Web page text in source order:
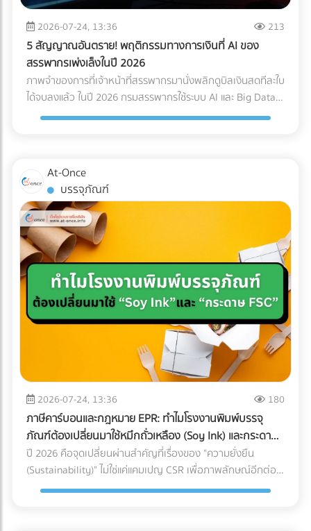
(ระบบบริหารคุณภาพสำหรับเครื่องมือแพทย์) หรือ GDP (Good
Distribution Practice) เพื่อการันตีความมืออาชีพ ระบบติดตาม
แบบ Real-Time (IoT Tracking): ในยุคนี้ การเช็กแค่ว่า "ของถึง
ไหนแล้ว" ไม่พออีกต่อไป ต้องมีเซนเซอร์ IoT ติดไว้กับกล่องสินค้า
เพื่อวัดค่า G-Force (แรงกระแทก), อุณหภูมิ และความเอียง (Tilt)
ตลอดการเดินทาง ซึ่งข้อมูลเหล่านี้สามารถใช้เป็นหลักฐานยืนยัน
ความสมบูรณ์ของสินค้าเมื่อส่งมอบได้ สรุปความคุ้มค่า (ROI):
ย่อมมีราคาสูงกว่าขนส่งทั่วไปประมาณ 20-30% แต่ในมุมมอง
ของการบริหารความเสี่ยง (Risk Management) การลงทุนตรง
นี้ "คุ้มค่ามหาศาล" เมื่อเทียบกับสิ่งที่คุณต้องเสียหากเกิดข้อผิด
พลาด เช่น ค่าซ่อมแซมอะไหล่หลักแสน, ค่าเสียโอกาสจากการ
เลื่อนวันเปิดคลินิก, ค่าปรับจากโรงพยาบาล หรือแม้แต่การถูก
บริษัทประกันปฏิเสธความคุ้มครองเพราะใช้ระบบขนส่งที่ไม่ได้
มาตรฐาน การเลือกใช้บริการขนส่งเฉพาะทางจึงเปรียบเสมือน
การซื้อ "ความสบายใจ" และ "ความมั่นคง" ให้กับธุรกิจของคุณ
ครับ ???? อุปกรณ์การแพทย์ของคุณมีมูลค่าสูงเกินกว่าจะฝากไว้
กับใครก็ได้ การหาบริษัท Logistics (3PL) ที่มีรถขนส่งแบบ Air-
Ride Suspension พร้อมทีมงานที่ผ่านการอบรมมาตรฐาน
White Glove Service ไม่ใช่เรื่องง่ายและต้องใช้เวลาในการตรวจ
สอบประวัติอย่างละเอียด ลดความเสี่ยงและประหยัดเวลาของฝ่าย
จัดซื้อ ด้วยการค้นหาและเปรียบเทียบบริษัทขนส่งเฉพาะทาง
สำหรับเครื่องมือแพทย์ (Healthcare Logistics) ที่ได้มาตรฐาน
สากล ได้ฟรีที่ At-once แพลตฟอร์มรวบรวมธุรกิจ B2B ชั้นนำ
ของประเทศไทย
Page เฉพาะกิจ (Dedicated Landing Page) อย่าส่งลูกค้ากลุ่ม
นี้ไปที่หน้า Home ของเว็บไซต์โรงแรมทั่วไป ให้สร้างหน้า Landing
Page แยกออกมาต่างหากเพื่อขายแพ็กเกจ Long-stay โดย
เฉพาะ หน้านี้ต้องโชว์ภาพห้องทำงานที่สว่าง มีปลั๊กไฟเพียงพอ
และระบุความเร็วอินเทอร์เน็ตอย่างชัดเจน พร้อมปุ่ม Call-to-
Action ที่กระตุ้นให้เกิดการจองตรง (Direct Booking) ทันที 2.
จัดแพ็กเกจ "Ready to Work" เพื่ออัปราคา (Upselling) แทนที่
จะลดราคาห้องพักเพื่อแข่งกับอพาร์ตเมนต์ ให้คุณเพิ่มมูลค่า
อุปกรณ์เหล่านี้เพียงหลักพัน สามารถนำมาตั้งเป็นแพ็กเกจ "Pro
Nomad" ที่ชาร์จราคาเพิ่มได้เดือนละหลายพันบาท แถมยังเป็น
สเปกที่ดึงดูดใจชาว Remote Worker ขั้นสุด 3. ยิงโฆษณาแบบ
เจาะจงเป้าหมาย (Precision Targeting Ads) เลิกหว่านโฆษณา
กว้างๆ แล้วหันมาใช้กลยุทธ์ยิงแอด (Digital Ads) เจาะกลุ่มคน
ต่างชาติที่ทำงานออนไลน์ เช่น ค้นหาผู้ที่สนใจ "Work from
Thailand", "Digital Nomad Visa Thailand" หรือทำ
Retargeting ไปยังกลุ่มที่เคยเข้ามาดูเว็บไซต์ของคุณแต่ยังไม่
ตัดสินใจจอง อย่าปล่อยให้โอกาสหลุดลอยไป... ให้ At-once ช่วย
คุณหาทีมที่ใช่! การปรับเปลี่ยนโครงสร้างราคา สร้าง Landing
Page ที่มี Conversion Rate สูง และการยิงโฆษณาเจาะตลาด
ต่างชาติ ต้องอาศัยความเชี่ยวชาญเฉพาะทาง หากทีม In-house
ของโรงแรมคุณมีงานล้นมืออยู่แล้ว การใช้บริการ Outsource คือ
ทางออกที่รวดเร็วและคุ้มค่าที่สุด อย่าปล่อยให้ห้องพักต้องว่าง
เปล่าในช่วง Low Season! ยกระดับการตลาดโรงแรมของคุณวัน
นี้ เข้ามาค้นหาพาร์ทเนอร์ที่เชี่ยวชาญบน At-once แพลตฟอร์ม
รวบรวมบริษัท B2B ชั้นนำของไทย เรามีตัวเลือกให้คุณครบจบใน
ที่เดียว: Digital Marketing Agency: ผู้เชี่ยวชาญด้านการวาง
กลยุทธ์และยิงแอดเจาะตลาดต่างชาติ Web Developer / UX-UI
Designer: ทีมสร้าง Landing Page และระบบ Direct Booking
2026-07-24, 13:36 213
5 สัญญาณอันตราย! พฤติกรรมทางการเงินที่ AI ของ
สรรพากรเพ่งเล็งในปี 2026
ภาพจำของการที่เจ้าหน้าที่สรรพากรมานั่งพลิกดูบิลเงินสดทีละใบ
ได้จบลงแล้ว ในปี 2026 กรมสรรพากรใช้ระบบ AI และ Big Data
ในการเชื่อมโยงข้อมูลทางการเงินของธุรกิจแบบเรียลไทม์ (Real-
ทางการเงินแบบนี้อยู่ นี่คือ 5 สัญญาณอันตรายที่ AI ของ
สรรพากรจะจัดว่าบริษัทคุณเป็น "กลุ่มเสี่ยงสูง (High Risk)"
ทันที: 1. ข้อมูล e-Tax ไม่ตรงกับ Statement ธนาคาร AI
สามารถดึงข้อมูลความเคลื่อนไหวของบัญชีธนาคาร (ที่เข้าเกณฑ์
รายงาน) มาจับคู่กับรายได้ที่คุณสำแดงผ่านระบบ e-Tax Invoice
และ e-Withholding Tax หากมีเงินโอนเข้าบัญชีบริษัทจำนวนมาก
แต่ยอดขายที่แจ้งเสียภาษีกลับต่ำเตี้ยเรี่ยดิน ระบบจะตีธงแดงทันที
2. ขาดทุนสะสมติดต่อกัน... แต่เจ้าของรวยขึ้น บริษัทแจ้งงบการ
เงินว่า "ขาดทุน" หรือ "กำไรน้อยมาก" ต่อเนื่อง 3-5 ปี แต่
กรรมการบริษัทกลับมีการซื้อทรัพย์สินขนาดใหญ่ เช่น รถสปอร์ต
อสังหาริมทรัพย์ หรือมีการโอนเงินออกไปยังบัญชีส่วนตัวบ่อย
ครั้ง AI จะประเมินว่านี่คือการโยกเงินบริษัท (Siphoning) หรือการ
ปกปิดรายได้ 3. สินค้าคงเหลือ (Inventory) ในงบ ไม่สอดคล้อง
กับความเป็นจริง นี่คือจุดตายของธุรกิจซื้อมาขายไป หากยอด
ขายของคุณน้อย แต่การสั่งซื้อวัตถุดิบหรือนำเข้าสินค้ามีปริมาณ
มหาศาลจน "สต็อกบวม" ผิดปกติ สรรพากรจะตั้งข้อสงสัยว่า
คุณแอบขายสินค้าแบบไม่มีใบกำกับภาษี (ขายของเถื่อน/ขายตัด
ราคา) 4. ค่าใช้จ่ายเบ็ดเตล็ดและค่ารับรองพุ่งสูงปรี๊ด การยัด
"รายจ่ายส่วนตัว" เข้ามาเป็น "ค่าใช้จ่ายบริษัท" เป็นเรื่องที่ AI จับ
ทางได้ง่ายมาก หากหมวดหมู่ค่ารับรอง ค่าเดินทาง หรือค่าใช้จ่าย
At-Once
บรรจุภัณฑ์
2026-07-24, 13:36 180
ภาษีคาร์บอนและกฎหมาย EPR: ทำไมโรงงานพิมพ์บรรจุ
ภัณฑ์ต้องเปลี่ยนมาใช้หมึกถั่วเหลือง (Soy Ink) และกระดาษ
FSC
ปี 2026 คือจุดเปลี่ยนผ่านสำคัญที่เรื่องของ "ความยั่งยืน
(Sustainability)" ไม่ใช่แค่แคมเปญ CSR เพื่อภาพลักษณ์อีกต่อ
ไป แต่กลายเป็น "กำแพงภาษี" และ "ข้อกีดกันทางการค้า" ที่ส่ง